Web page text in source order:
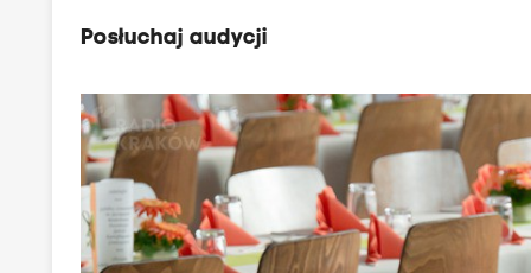
Posłuchaj audycji